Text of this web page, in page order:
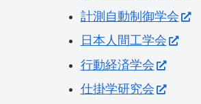
計測自動制御学会
日本人間工学会
行動経済学会
仕掛学研究会